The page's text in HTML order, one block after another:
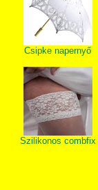
Csipke napernyő
Szilikonos combfix